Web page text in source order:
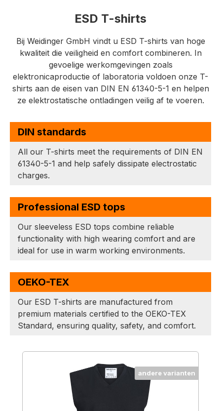
ESD T-shirts
Bij Weidinger GmbH vindt u ESD T-shirts van hoge
kwaliteit die veiligheid en comfort combineren. In
gevoelige werkomgevingen zoals
elektronicaproductie of laboratoria voldoen onze T-
shirts aan de eisen van DIN EN 61340-5-1 en helpen
ze elektrostatische ontladingen veilig af te voeren.
DIN standards
All our T-shirts meet the requirements of DIN EN
61340-5-1 and help safely dissipate electrostatic
charges.
Professional ESD tops
Our sleeveless ESD tops combine reliable
functionality with high wearing comfort and are
ideal for use in warm working environments.
OEKO-TEX
Our ESD T-shirts are manufactured from
premium materials certified to the OEKO-TEX
Standard, ensuring quality, safety, and comfort.
Productgalerij overslaan
andere varianten